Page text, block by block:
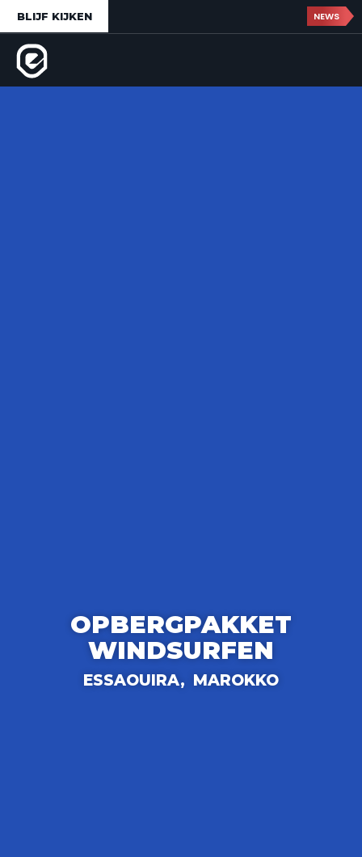
BLIJF KIJKEN NEWS
OPBERGPAKKET
WINDSURFEN
ESSAOUIRA, MAROKKO